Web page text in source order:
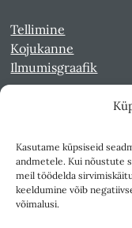
Kasutame küpsiseid
andmetele. Kui nõustute
meil töödelda
keeldumine võib
võimalusi.
Tellimine
Kojukanne
Ilmumisgraafik
Kultuurileht 1994-
Reede 1989-1990
Sirp ja Vasar 1940-